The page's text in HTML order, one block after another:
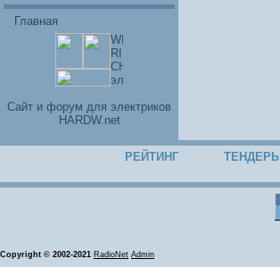
Главная
Cайт и форум для электриков
HARDW.net
РЕЙТИНГ ТЕНДЕРЫ
Copyright © 2002-2021 RadioNet Admin